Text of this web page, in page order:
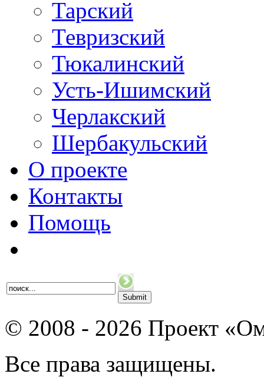
Тарский
Тевризский
Тюкалинский
Усть-Ишимский
Черлакский
Шербакульский
О проекте
Контакты
Помощь
© 2008 - 2026 Проект
Все права защищены.